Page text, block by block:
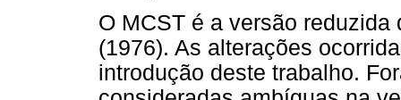
O MCST é a versão reduzida
(1976). As alterações
introdução deste trabalho.